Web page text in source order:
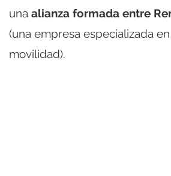
una alianza formada entre
(una empresa especializada
movilidad).